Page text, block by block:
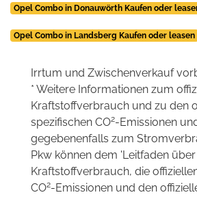
Opel Combo in Donauwörth Kaufen oder
Opel Combo in Landsberg Kaufen oder leasen
Irrtum und Zwischenverkauf
* Weitere Informationen zum
Kraftstoffverbrauch und zu den
spezifischen CO2-Emissionen
gegebenenfalls zum
Pkw können dem 'Leitfaden
Kraftstoffverbrauch, die
CO2-Emissionen und den